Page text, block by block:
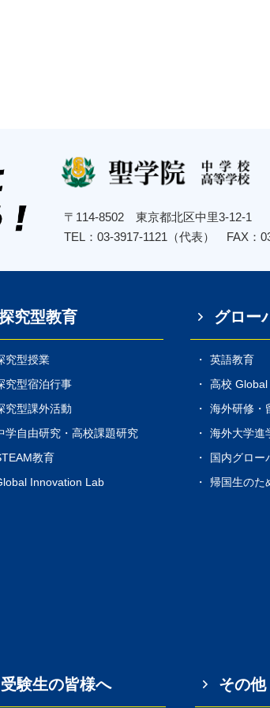
〒114-8502 東京都北区中里3-12-1
TEL：03-3917-1121（代表） FAX：
究型教育
究型授業
究型宿泊行事
究型課外活動
学自由研究・高校課題研究
教育
Innovation Lab
グロー
英語教育
高校
海外研修・
海外大学進
国内グロー
帰国生のた
受験生の皆様へ その他